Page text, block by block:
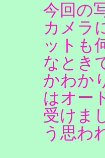
今回の
カメラ
ットも
なとき
かわか
はオー
受けま
う思わ